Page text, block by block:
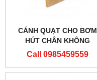
CÁNH QUẠT CHO BƠM
HÚT CHÂN KHÔNG
ES20010886
Call 0985459559